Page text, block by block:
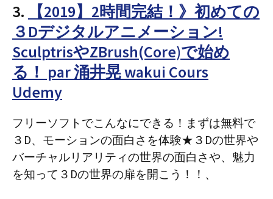
3.
【2019】2時間完結！》初めての
３Dデジタルアニメーション!
SculptrisやZBrush(Core)で始め
る！ par 涌井晃 wakui Cours
Udemy
フリーソフトでこんなにできる！まずは無料で
３D、モーションの面白さを体験★３Dの世界や
バーチャルリアリティの世界の面白さや、魅力
を知って３Dの世界の扉を開こう！！、